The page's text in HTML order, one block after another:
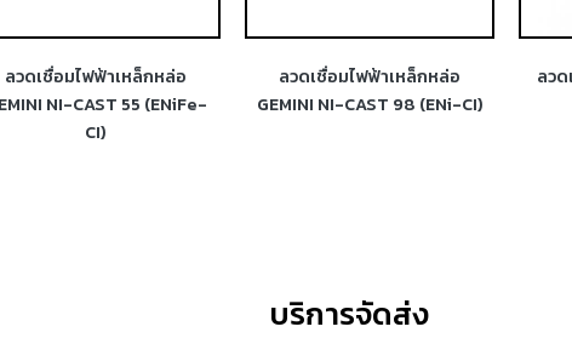
ลวดเชื่อมไฟฟ้าเหล็กหล่อ
NI-CAST 55 (ENiFe-
CI)
ลวดเชื่อมไฟฟ้าเหล็กหล่อ
GEMINI NI-CAST 98 (ENi-CI)
ลวด
บริการจัดส่ง